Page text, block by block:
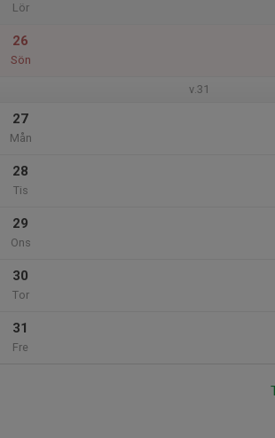
Lör
26
Sön
v.31
27
Mån
28
Tis
29
Ons
30
Tor
31
Fre